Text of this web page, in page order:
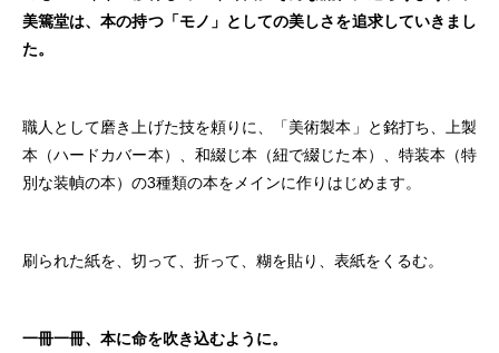
美篶堂は、本の持つ「モノ」としての美しさを追求していきまし
た。
職人として磨き上げた技を頼りに、「美術製本」と銘打ち、上製
本（ハードカバー本）、和綴じ本（紐で綴じた本）、特装本（特
別な装幀の本）の3種類の本をメインに作りはじめます。
刷られた紙を、切って、折って、糊を貼り、表紙をくるむ。
一冊一冊、本に命を吹き込むように。